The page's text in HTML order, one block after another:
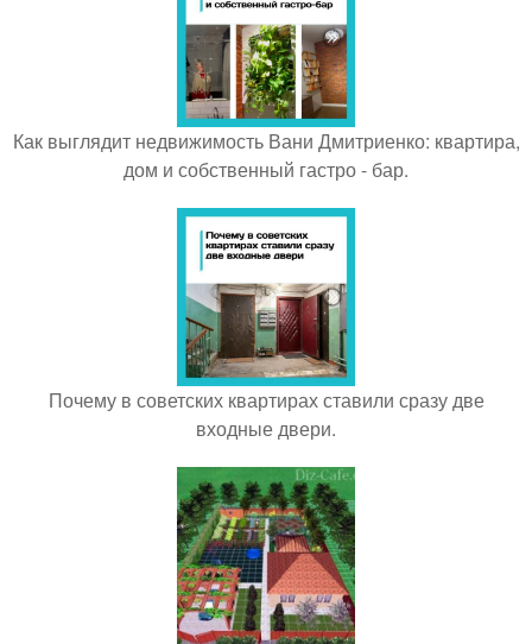
Как выглядит недвижимость Вани Дмитриенко: квартира,
дом и собственный гастро - бар.
Почему в советских квартирах ставили сразу две
входные двери.